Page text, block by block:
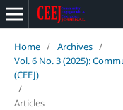
Home / Archives /
Vol. 6 No. 3 (2025):
(CEEJ)
/
Articles